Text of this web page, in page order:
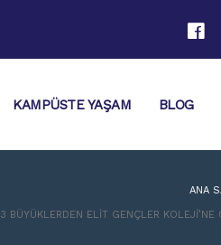
KAMPÜSTE YAŞAM BLOG
ANA
3 BÜYÜKLERDEN ELIT GENÇLER KOLEJI’NE